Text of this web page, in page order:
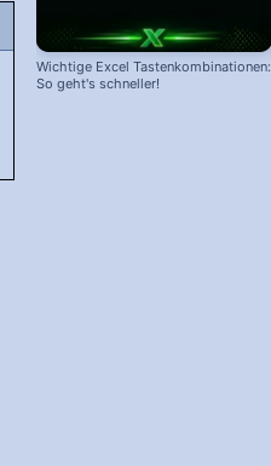
Wichtige Excel Tastenkombinationen:
So geht's schneller!